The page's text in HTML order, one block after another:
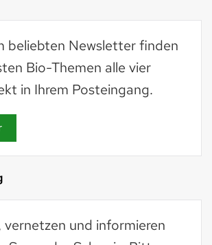
beliebten Newsletter finden
Bio-Themen alle vier
in Ihrem Posteingang.
vernetzen und informieren